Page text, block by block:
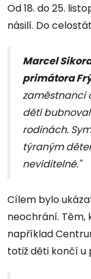
Od 18. do 25.
násilí. Do
Marcel
primátora
zaměstnanci
dětí
rodinách.
týraným
neviditelné."
Cílem bylo
neochrání. Těm,
například
totiž děti končí u